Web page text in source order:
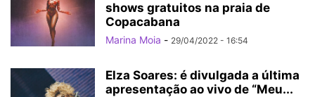
shows gratuitos na praia de
Copacabana
Marina Moia - 29/04/2022 - 16:54
Elza Soares: é divulgada a última
apresentação ao vivo de “Meu...